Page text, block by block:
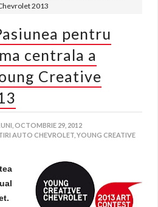
2013
pentru
centrala a
Creative
OCTOMBRIE 29, 2012
AUTO CHEVROLET, YOUNG CREATIVE